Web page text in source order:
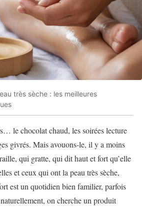
très sèche : les meilleures
le chocolat chaud, les soirées lecture
givrés. Mais avouons-le, il y a moins
qui gratte, qui dit haut et fort qu’elle
et ceux qui ont la peau très sèche,
est un quotidien bien familier, parfois
on cherche un produit